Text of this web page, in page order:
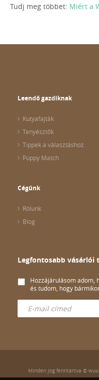
Tudj meg többet: Miért a
Leendő gazdiknak
Kutyafajták
Tenyésztők
Tippek a választáshoz
Puppy Match
Cégünk
Rólunk
Blog
Legfontosabb vásárlói
Hozzájárulásom adom,
és tudom, hogy
Minden jog fenntartva ©